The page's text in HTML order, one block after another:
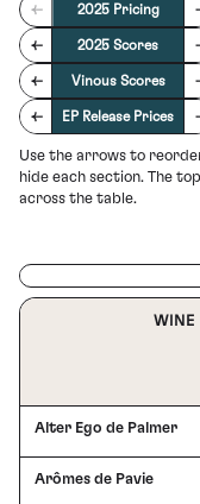
← 2025 Pricing
← 2025 Scores
← Vinous Scores
← EP Release Prices
Use the arrows to
hide each section. The
across the table.
WINE
Alter Ego de Palmer
Arômes de Pavie